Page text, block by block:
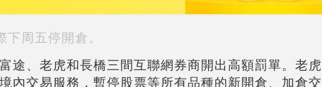
下周五停開倉。
途、老虎和長橋三間互聯網券商開出高額罰單。老虎
內交易服務，暫停股票等所有品種的新開倉、加倉交